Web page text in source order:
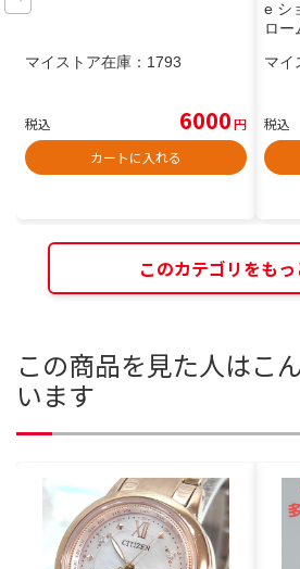
マイストア在庫： 1793
税込 6000円
カートに入れる
e シ
ロー
マイ
税込
このカテゴリをもっ
この商品を見た人はこ
います